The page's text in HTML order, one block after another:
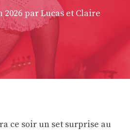
2026 par Lucas et Claire
ce soir un set surprise au